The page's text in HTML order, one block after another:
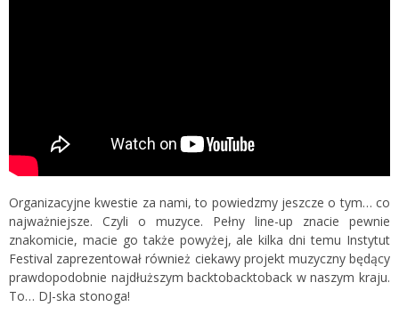
Organizacyjne kwestie za nami, to powiedzmy jeszcze o tym… co
najważniejsze. Czyli o muzyce. Pełny line-up znacie pewnie
znakomicie, macie go także powyżej, ale kilka dni temu Instytut
Festival zaprezentował również ciekawy projekt muzyczny będący
prawdopodobnie najdłuższym backtobacktoback w naszym kraju.
To… DJ-ska stonoga!